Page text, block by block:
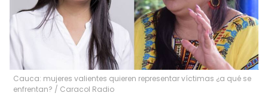
Cauca: mujeres valientes quieren representar víctimas ¿a qué se
enfrentan? / Caracol Radio